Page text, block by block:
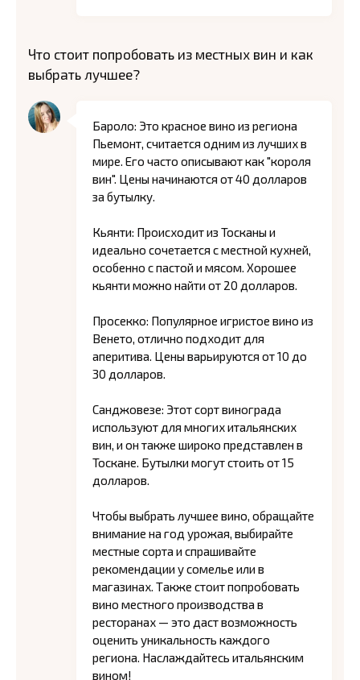
Что стоит попробовать из местных вин и как
выбрать лучшее?
Бароло: Это красное вино из региона
Пьемонт, считается одним из лучших в
мире. Его часто описывают как "короля
вин". Цены начинаются от 40 долларов
за бутылку.
Кьянти: Происходит из Тосканы и
идеально сочетается с местной кухней,
особенно с пастой и мясом. Хорошее
кьянти можно найти от 20 долларов.
Просекко: Популярное игристое вино из
Венето, отлично подходит для
аперитива. Цены варьируются от 10 до
30 долларов.
Санджовезе: Этот сорт винограда
используют для многих итальянских
вин, и он также широко представлен в
Тоскане. Бутылки могут стоить от 15
долларов.
Чтобы выбрать лучшее вино, обращайте
внимание на год урожая, выбирайте
местные сорта и спрашивайте
рекомендации у сомелье или в
магазинах. Также стоит попробовать
вино местного производства в
ресторанах — это даст возможность
оценить уникальность каждого
региона. Наслаждайтесь итальянским
вином!